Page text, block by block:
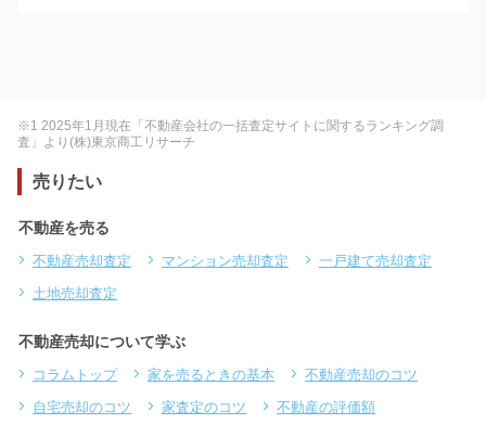
※1 2025年1月現在「不動産会社の一括査定サイトに関するランキング調
査」より(株)東京商工リサーチ
売りたい
不動産を売る
不動産売却査定 マンション売却査定
一戸建て売却査定
土地売却査定
不動産売却について学ぶ
コラムトップ 家を売るときの基本
不動産売却のコツ
自宅売却のコツ
家査定のコツ
不動産の評価額